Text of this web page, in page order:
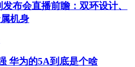
布会直播前瞻：双环设计、
机身
华为的5A到底是个啥